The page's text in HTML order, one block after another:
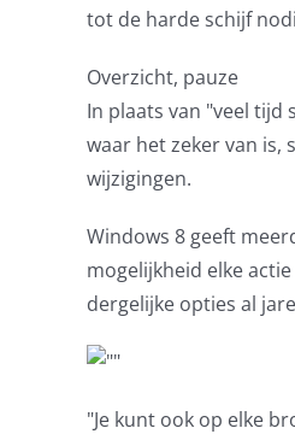
tot de harde schijf
Overzicht, pauze
In plaats van "veel
waar het zeker van
wijzigingen.
Windows 8 geeft
mogelijkheid elke
dergelijke opties al
"Je kunt ook op elke